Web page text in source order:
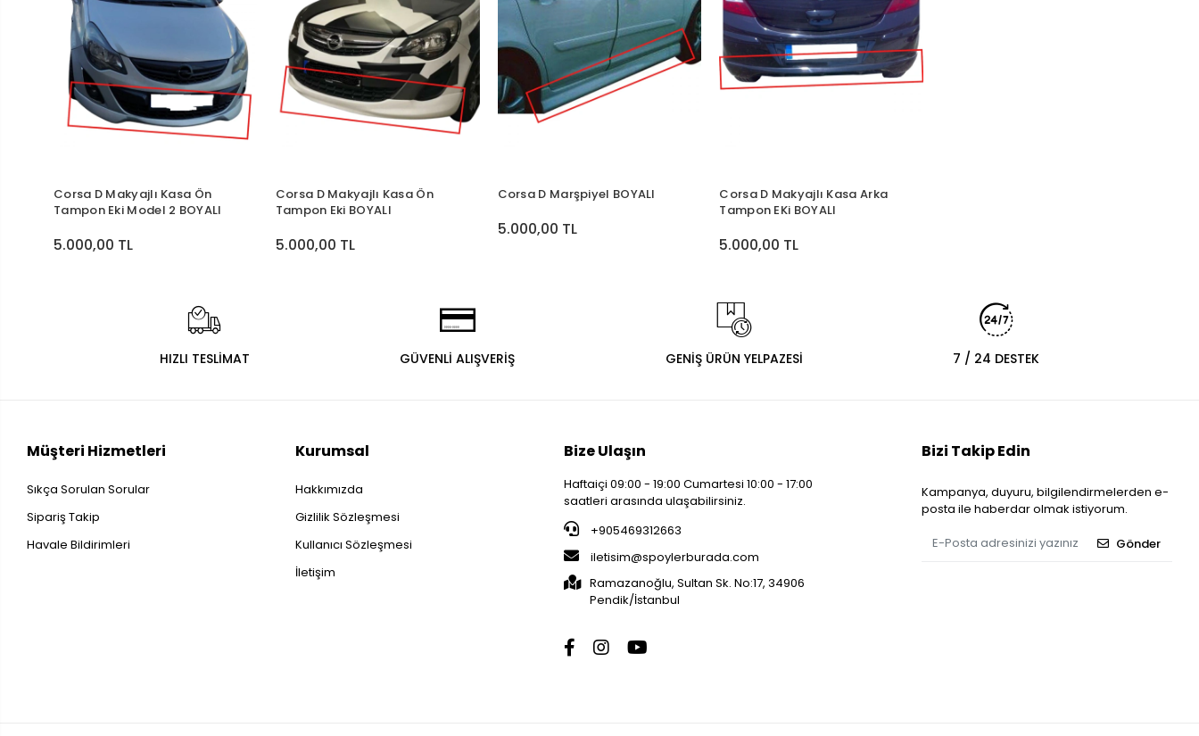
Corsa D Makyajlı Kasa Ön
Tampon Eki Model 2 BOYALI
5.000,00 TL
Corsa D Makyajlı Kasa Ön
Tampon Eki BOYALI
5.000,00 TL
Corsa D Marşpiyel BOYALI
5.000,00 TL
Corsa D Makyajlı Kasa Arka
Tampon EKi BOYALI
5.000,00 TL
HIZLI TESLİMAT GÜVENLİ ALIŞVERİŞ GENİŞ ÜRÜN YELPAZESİ 7 / 24 DESTEK
Müşteri Hizmetleri
Sıkça Sorulan Sorular
Sipariş Takip
Havale Bildirimleri
Kurumsal
Hakkımızda
Gizlilik Sözleşmesi
Kullanıcı Sözleşmesi
İletişim
Bize Ulaşın
Haftaiçi 09:00 - 19:00 Cumartesi 10:00 - 17:00
saatleri arasında ulaşabilirsiniz.
+905469312663
iletisim@spoylerburada.com
Ramazanoğlu, Sultan Sk. No:17, 34906
Pendik/İstanbul
Bizi Takip Edin
Kampanya, duyuru, bilgilendirmelerden e-
posta ile haberdar olmak istiyorum.
Gönder